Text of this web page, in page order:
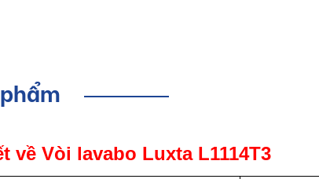
về Vòi lavabo Luxta L1114T3